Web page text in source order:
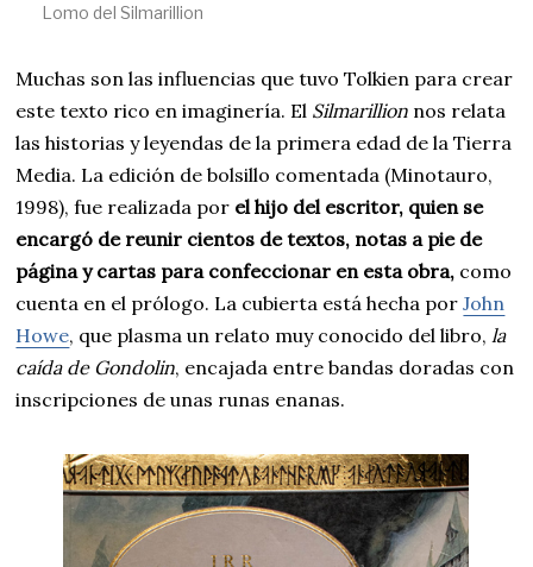
Lomo del Silmarillion
Muchas son las influencias que tuvo Tolkien para crear
este texto rico en imaginería. El Silmarillion nos relata
las historias y leyendas de la primera edad de la Tierra
Media. La edición de bolsillo comentada (Minotauro,
1998), fue realizada por el hijo del escritor, quien se
encargó de reunir cientos de textos, notas a pie de
página y cartas para confeccionar en esta obra, como
cuenta en el prólogo. La cubierta está hecha porJohn
Howe, que plasma un relato muy conocido del libro, la
caída de Gondolin, encajada entre bandas doradas con
inscripciones de unas runas enanas.